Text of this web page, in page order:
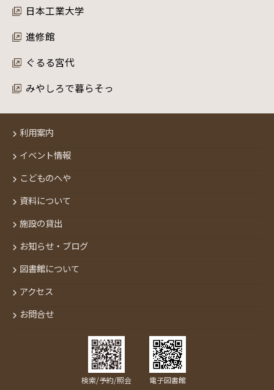
日本工業大学
進修館
ぐるる宮代
みやしろで暮らそっ
利用案内
イベント情報
こどものへや
資料について
施設の貸出
お知らせ・ブログ
図書館について
アクセス
お問合せ
検索/予約/照会 電子図書館